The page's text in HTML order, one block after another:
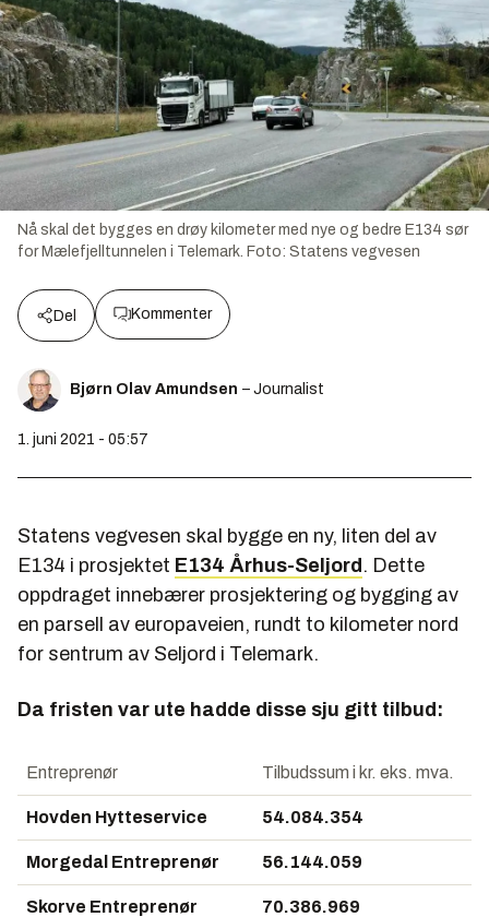
Nå skal det bygges en drøy kilometer med nye og bedre E134 sør
for Mælefjelltunnelen i Telemark. Foto: Statens vegvesen
Del Kommenter
Bjørn Olav Amundsen – Journalist
1. juni 2021 - 05:57
Statens vegvesen skal bygge en ny, liten del av
E134 i prosjektet E134 Århus-Seljord. Dette
oppdraget innebærer prosjektering og bygging av
en parsell av europaveien, rundt to kilometer nord
for sentrum av Seljord i Telemark.
Da fristen var ute hadde disse sju gitt tilbud:
Entreprenør Tilbudssum i kr. eks. mva.
Hovden Hytteservice 54.084.354
Morgedal Entreprenør 56.144.059
Skorve Entreprenør 70.386.969